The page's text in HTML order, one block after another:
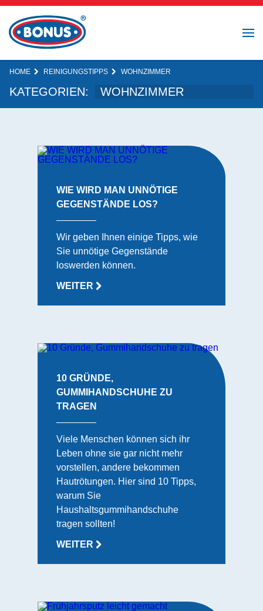
HOME REINIGUNGSTIPPS WOHNZIMMER
KATEGORIEN:
WIE WIRD MAN UNNÖTIGE
GEGENSTÄNDE LOS?
Wir geben Ihnen einige Tipps, wie
Sie unnötige Gegenstände
loswerden können.
WEITER
10 GRÜNDE,
GUMMIHANDSCHUHE ZU
TRAGEN
Viele Menschen können sich ihr
Leben ohne sie gar nicht mehr
vorstellen, andere bekommen
Hautrötungen. Hier sind 10 Tipps,
warum Sie
Haushaltsgummihandschuhe
tragen sollten!
WEITER